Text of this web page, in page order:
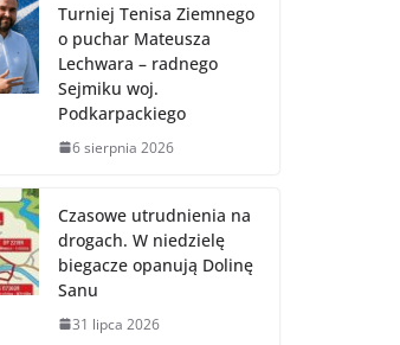
Turniej Tenisa Ziemnego
o puchar Mateusza
Lechwara – radnego
Sejmiku woj.
Podkarpackiego
6 sierpnia 2026
Czasowe utrudnienia na
drogach. W niedzielę
biegacze opanują Dolinę
Sanu
31 lipca 2026